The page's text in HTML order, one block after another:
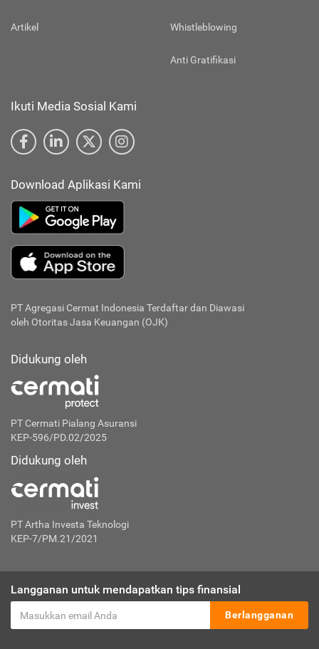
Artikel Whistleblowing
Anti Gratifikasi
Ikuti Media Sosial Kami
Download Aplikasi Kami
PT Agregasi Cermat Indonesia Terdaftar dan Diawasi
oleh Otoritas Jasa Keuangan (OJK)
Didukung oleh
PT Cermati Pialang Asuransi
KEP-596/PD.02/2025
Didukung oleh
PT Artha Investa Teknologi
KEP-7/PM.21/2021
Langganan untuk mendapatkan tips finansial
Berlangganan